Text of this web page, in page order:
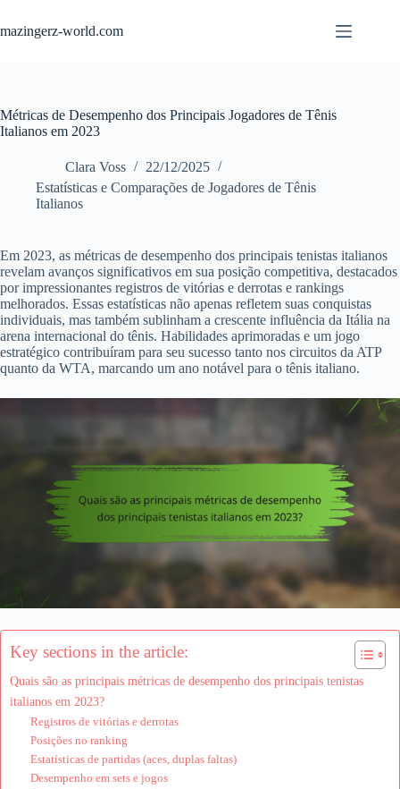
content
mazingerz-world.com
Métricas de Desempenho dos Principais Jogadores de Tênis
Italianos em 2023
Clara Voss
22/12/2025
Estatísticas e Comparações de Jogadores de Tênis
Italianos
Em 2023, as métricas de desempenho dos principais tenistas italianos
revelam avanços significativos em sua posição competitiva, destacados
por impressionantes registros de vitórias e derrotas e rankings
melhorados. Essas estatísticas não apenas refletem suas conquistas
individuais, mas também sublinham a crescente influência da Itália na
arena internacional do tênis. Habilidades aprimoradas e um jogo
estratégico contribuíram para seu sucesso tanto nos circuitos da ATP
quanto da WTA, marcando um ano notável para o tênis italiano.
Key sections in the article:
Quais são as principais métricas de desempenho dos principais tenistas
italianos em 2023?
Registros de vitórias e derrotas
Posições no ranking
Estatísticas de partidas (aces, duplas faltas)
Desempenho em sets e jogos